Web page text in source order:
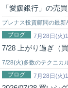
「愛媛銀行」の売
プレナス投資顧問の最
用した株式投資を始め
7月28日(火
ブログ
7/28 上がり過ぎ（
7/28(火)多数のテクニカ
ウンドプラットフォー
7月28日(火
ブログ